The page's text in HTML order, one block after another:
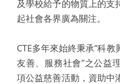
及學校給予的物質上的支
起社會各界廣為關注。
CTE多年來始終秉承“科
友善、服務社會”之公益
項公益慈善活動，資助中